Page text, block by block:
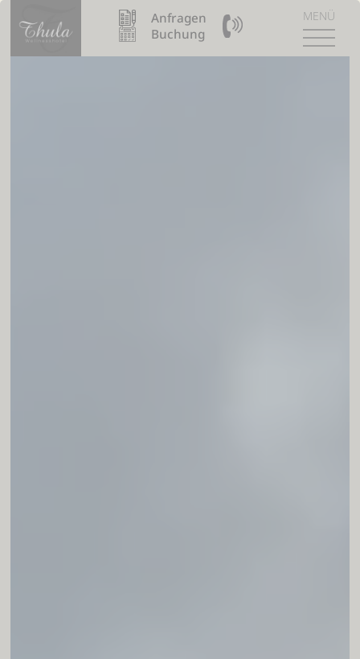
Anfragen
Buchung
09904 / 8110990MENÜ